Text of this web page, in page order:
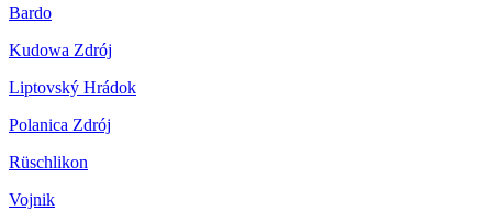
Bardo
Kudowa Zdrój
Liptovský Hrádok
Polanica Zdrój
Rüschlikon
Vojnik